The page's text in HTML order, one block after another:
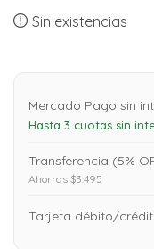
Sin existencias
Mercado Pago sin
Hasta 3 cuotas sin
Transferencia (5%
Ahorras $3.495
Tarjeta débito/